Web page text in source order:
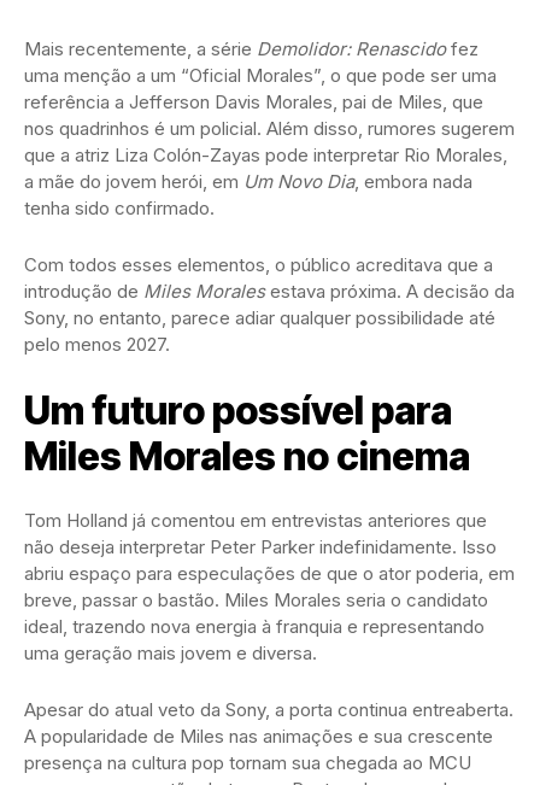
Mais recentemente, a série Demolidor: Renascidofez
uma menção a um “Oficial Morales”, o que pode ser uma
referência a Jefferson Davis Morales, pai de Miles, que
nos quadrinhos é um policial. Além disso, rumores sugerem
que a atriz Liza Colón-Zayas pode interpretar Rio Morales,
a mãe do jovem herói, em Um Novo Dia, embora nada
tenha sido confirmado.
Com todos esses elementos, o público acreditava que a
introdução de Miles Moralesestava próxima. A decisão da
Sony, no entanto, parece adiar qualquer possibilidade até
pelo menos 2027.
Um futuro possível para
Miles Morales no cinema
Tom Holland já comentou em entrevistas anteriores que
não deseja interpretar Peter Parker indefinidamente. Isso
abriu espaço para especulações de que o ator poderia, em
breve, passar o bastão. Miles Morales seria o candidato
ideal, trazendo nova energia à franquia e representando
uma geração mais jovem e diversa.
Apesar do atual veto da Sony, a porta continua entreaberta.
A popularidade de Miles nas animações e sua crescente
presença na cultura pop tornam sua chegada ao MCU